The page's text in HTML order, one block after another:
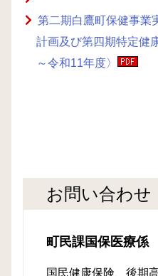
第二期白鷹町保健事業
計画及び第四期特定健
～令和11年度〉
お問い合わせ
町民課国保医療係
国民健康保険、後期